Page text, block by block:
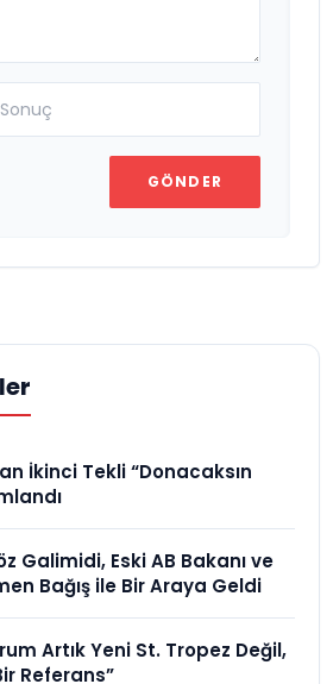
GÖNDER
İkinci Tekli “Donacaksın
Galimidi, Eski AB Bakanı ve
Bağış ile Bir Araya Geldi
Artık Yeni St. Tropez Değil,
Referans”